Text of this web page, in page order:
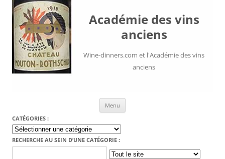
Académie des vins
anciens
Wine-dinners.com et l'Académie des vins
anciens
Menu
CATÉGORIES :
Catégories
:
RECHERCHE AU SEIN D’UNE CATÉGORIE :